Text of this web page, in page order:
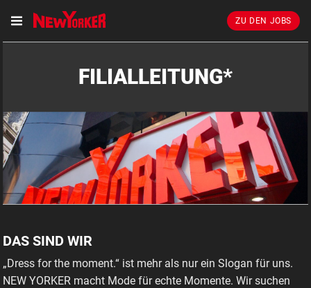
ZU DEN JOBS
FILIALLEITUNG*
FILIALLEITER* IN ST.JOHANN/TIROL INKL. 3.000 €
WILLKOMMENSPRÄMIE
DAS SIND WIR
„Dress for the moment.“ ist mehr als nur ein Slogan für uns.
NEW YORKER macht Mode für echte Momente. Wir suchen